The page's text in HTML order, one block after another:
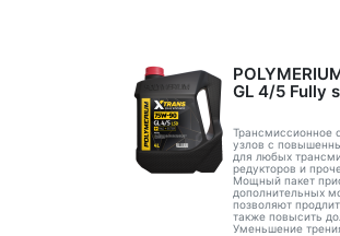
GL 4/5 Fully
Трансмиссионное
узлов с
для любых
редукторов и
Мощный пакет
дополнительных
позволяют
также повысить
Уменьшение